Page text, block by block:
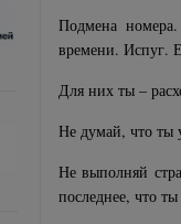
Подмена
времени. Испуг.
Для них ты –
Не думай, что ты
Не выполняй
последнее, что